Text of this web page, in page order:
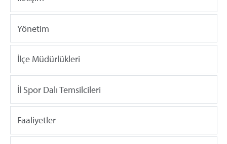
Yönetim
İlçe Müdürlükleri
İl Spor Dalı Temsilcileri
Faaliyetler